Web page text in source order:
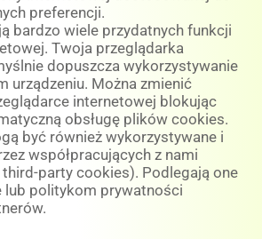
preferencji.
bardzo wiele przydatnych funkcji
Twoja przeglądarka
dopuszcza wykorzystywanie
urządzeniu. Można zmienić
internetowej blokując
obsługę plików cookies.
być również wykorzystywane i
współpracujących z nami
party cookies). Podlegają one
lub politykom prywatności